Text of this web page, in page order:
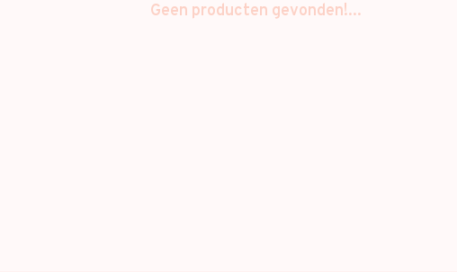
Geen producten gevonden!...